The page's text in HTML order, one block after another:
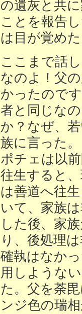
の遺灰と共
ことを報告
は目が覚め
ここまで話
なのよ！父
かったので
者と同じな
か？なぜ、
族に言った
ポチェは以
往生すると
は善道へ往
いて、家族
した後、家
り、後処理
確執はなか
用しような
た。父を荼
ンジ色の瑞